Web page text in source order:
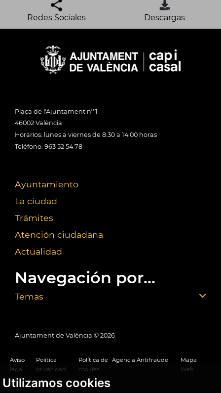
Utilizamos cookies
Redes Sociales Descargas
Plaça de l'Ajuntament nº 1
46002 València
Horarios: lunes a viernes de 8:30 a 14:00 horas
Teléfono: 963 52 54 78
Ayuntamiento
La ciudad
Trámites
Atención ciudadana
Actualidad
Navegación por...
Temas
Ajuntament de València © 2026
Aviso
legal
Política
privacidad
Política de
cookies
Agencia Antifraude
Mapa
Web